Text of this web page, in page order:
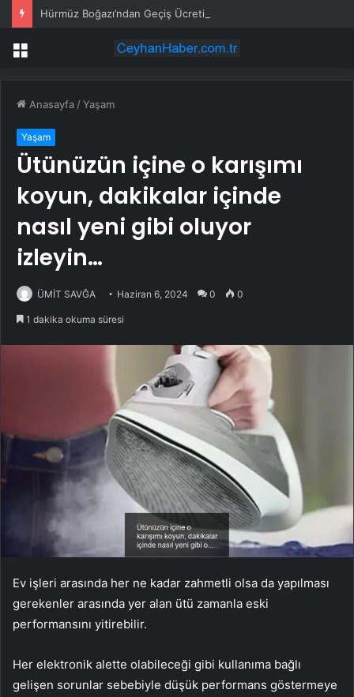
Hürmüz Boğazı’ndan Geçiş Ücreti Yok
Menü
Anasayfa /Yaşam
Yaşam
Ütünüzün içine o karışımı
koyun, dakikalar içinde
nasıl yeni gibi oluyor
izleyin…
ÜMİT SAVĞA Haziran 6, 2024 0 0
1 dakika okuma süresi
Ev işleri arasında her ne kadar zahmetli olsa da yapılması
gerekenler arasında yer alan ütü zamanla eski
performansını yitirebilir.
Her elektronik alette olabileceği gibi kullanıma bağlı
gelişen sorunlar sebebiyle düşük performans göstermeye